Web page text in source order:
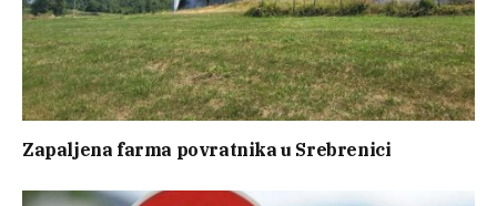
Zapaljena farma povratnika u Srebrenici